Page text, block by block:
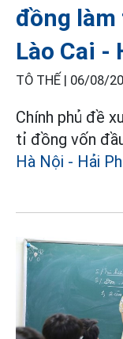
đồng
Lào Cai -
TÔ THẾ | 06/08/
Chính phủ đề
tỉ đồng vốn
Hà Nội - Hải